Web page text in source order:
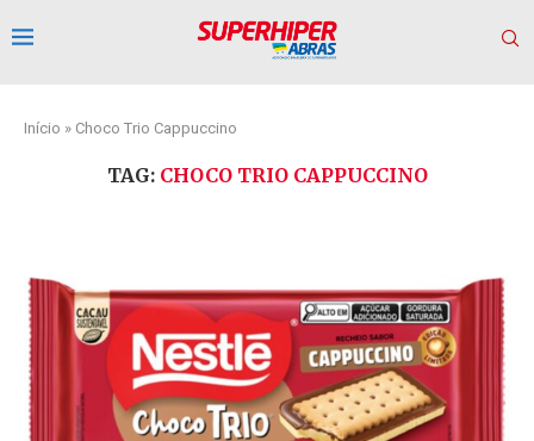
Início » Choco Trio Cappuccino
TAG: CHOCO TRIO CAPPUCCINO